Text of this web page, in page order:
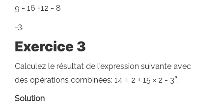
9 - 16 +12 - 8
-3.
Exercice 3
Calculez le résultat de l'expression suivante avec
des opérations combinées: 14 ÷ 2 + 15 × 2 - 3³.
Solution